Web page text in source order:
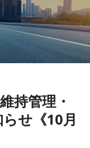
持管理・
せ《10月